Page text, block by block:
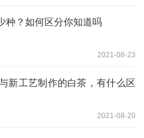
种？如何区分你知道吗
2021-08-23
新工艺制作的白茶，有什么区
2021-08-20